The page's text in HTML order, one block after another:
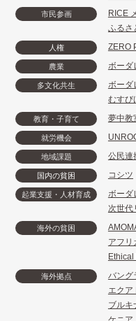
市民参画 RICE
ふるさ
人権 ZERO
農業 ボーダ
多文化共生 ボーダ
むすび
教育・子育て 夢中教
就労機会
地域課題 公民連
国内の貧困 コシツ
起業支援・人材育成
ボーダ
次世代
海外の貧困
アフリ
Ethical
海外拠点 バング
エクア
ブルキ